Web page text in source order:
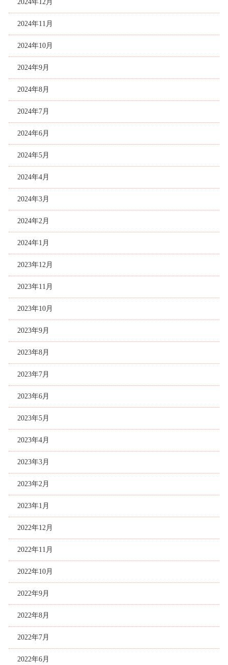
2024年12月
2024年11月
2024年10月
2024年9月
2024年8月
2024年7月
2024年6月
2024年5月
2024年4月
2024年3月
2024年2月
2024年1月
2023年12月
2023年11月
2023年10月
2023年9月
2023年8月
2023年7月
2023年6月
2023年5月
2023年4月
2023年3月
2023年2月
2023年1月
2022年12月
2022年11月
2022年10月
2022年9月
2022年8月
2022年7月
2022年6月